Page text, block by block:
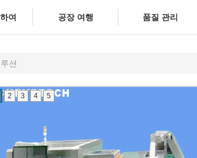
여 공장 여행 품질 관리
션
2 3 4 5